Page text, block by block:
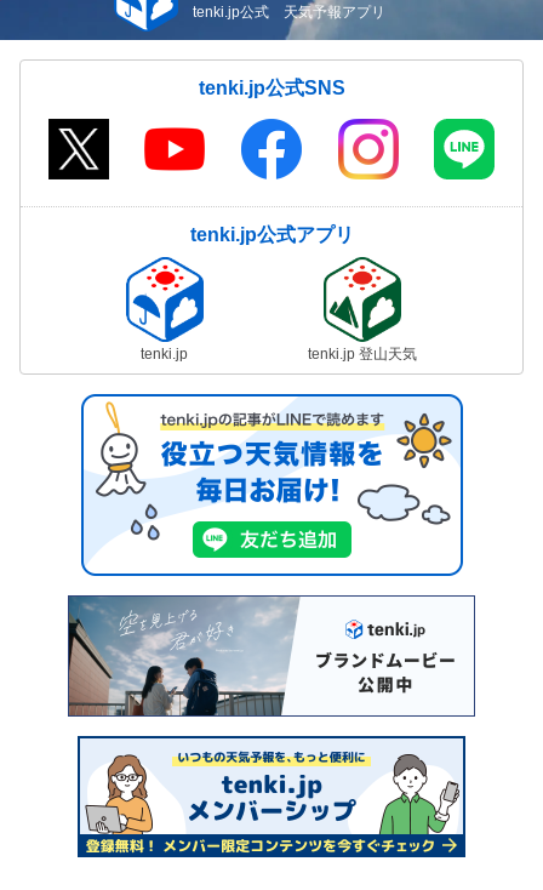
tenki.jp公式 天気予報アプリ
tenki.jp公式SNS
tenki.jp公式アプリ
tenki.jp tenki.jp 登山天気